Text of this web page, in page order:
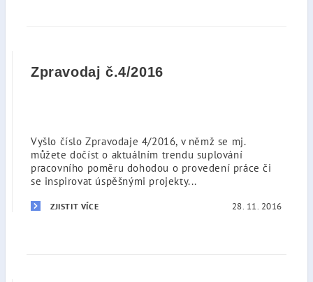
Zpravodaj č.4/2016
Vyšlo číslo Zpravodaje 4/2016, v němž se mj.
můžete dočíst o aktuálním trendu suplování
pracovního poměru dohodou o provedení práce či
se inspirovat úspěšnými projekty...
ZJISTIT VÍCE 28. 11. 2016